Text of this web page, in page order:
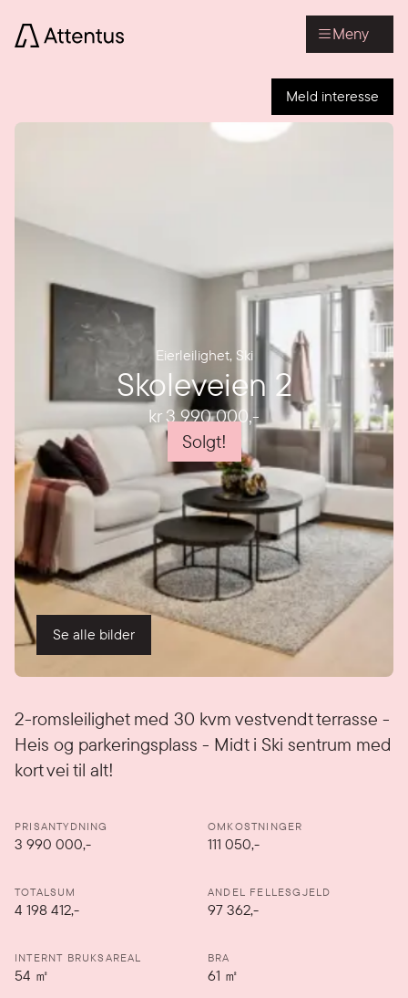
Meny
Meld interesse
Eierleilighet, Ski
Skoleveien 2
kr 3 990 000,-
Solgt!
Se alle bilder
2-romsleilighet med 30 kvm vestvendt terrasse -
Heis og parkeringsplass - Midt i Ski sentrum med
kort vei til alt!
Detaljer
PRISANTYDNING
3 990 000,-
OMKOSTNINGER
111 050,-
TOTALSUM
4 198 412,-
ANDEL FELLESGJELD
97 362,-
INTERNT BRUKSAREAL
54 ㎡
BRA
61 ㎡